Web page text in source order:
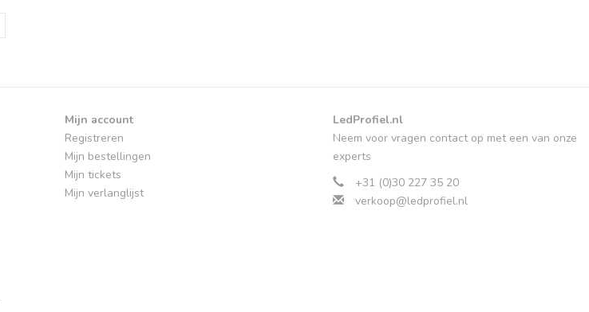
Mijn account
Registreren
Mijn bestellingen
Mijn tickets
Mijn verlanglijst
LedProfiel.nl
Neem voor vragen contact op met een van onze
experts
+31 (0)30 227 35 20
verkoop@ledprofiel.nl